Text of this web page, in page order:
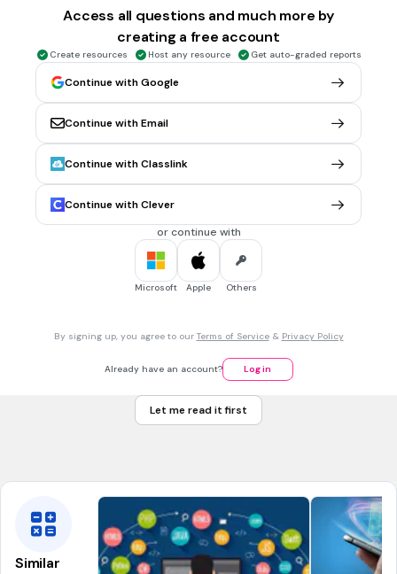
งานผลิตอุปกรณ์เครื่องเงิน
งานอุปกรณ์เครื่องไฟฟ้า
งานผลิตอุปกรณ์เครื่องเมา
MULTIPLE CHOICE QUESTION 45 sec • 1 pt
กฎหมายห้ามมิให้หญิงมีครรภ์ยก แบก หาม ทูน ลากของหนักเกินกว่า
เท่าใด
มิให้มีน้ำหนักเกิน 10 กิโลกรัม
มิให้มีน้ำหนักเกิน 15 กิโลกรัม
มิให้มีน้ำหนักเกิน 20 กิโลกรัม
มิให้มีน้ำหนักเกิน 25 กิโลกรัม
คำว่าแรงงานเด็ก ตามพระราชบัญญัติกฎหมายคุ้มครองแรงงาน
อายุตั้งแต่ 7 ปี แต่ไม่ถึง 15 ปี
อายุตั้งแต่ 7 ปี แต่ไม่ถึง 20 ปี
อายุตั้งแต่ 15 ปี แต่ไม่ถึง 18 ปี
Access all questions and much more by
creating a free account
Create resources Host any resource Get auto-graded reports
Continue with Google
Continue with Email
Continue with Classlink
Continue with Clever
or continue with
Microsoft Apple Others
By signing up, you agree to our Terms of Service& Privacy Policy
Already have an account? Log in
Let me read it first
Similar